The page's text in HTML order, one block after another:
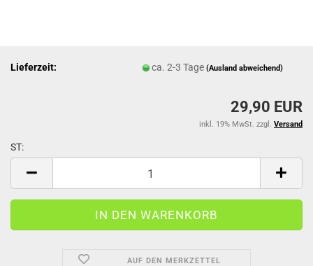
Lieferzeit: ca. 2-3 Tage(Ausland abweichend)
29,90 EUR
inkl. 19% MwSt. zzgl. Versand
ST:
AUF DEN MERKZETTEL